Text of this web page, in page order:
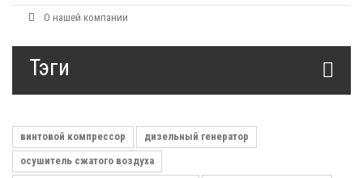
О нашей компании
Тэги
винтовой компрессор
дизельный генератор
осушитель сжатого воздуха